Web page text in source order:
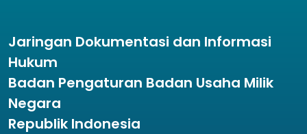
Jaringan Dokumentasi dan Informasi
Hukum
Badan Pengaturan Badan Usaha Milik
Negara
Republik Indonesia